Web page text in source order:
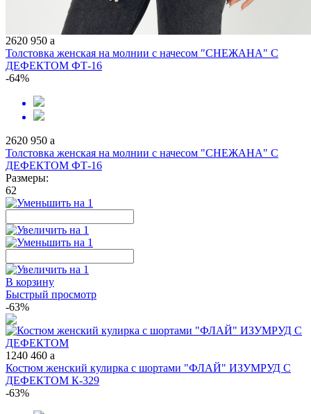
2620 950 a
Толстовка женская на молнии с начесом "СНЕЖАНА" С
ДЕФЕКТОМ ФТ-16
-64%
2620 950 a
Толстовка женская на молнии с начесом "СНЕЖАНА" С
ДЕФЕКТОМ ФТ-16
Размеры:
62
В корзину
Быстрый просмотр
-63%
1240 460 a
Костюм женский кулирка с шортами "ФЛАЙ" ИЗУМРУД С
ДЕФЕКТОМ К-329
-63%